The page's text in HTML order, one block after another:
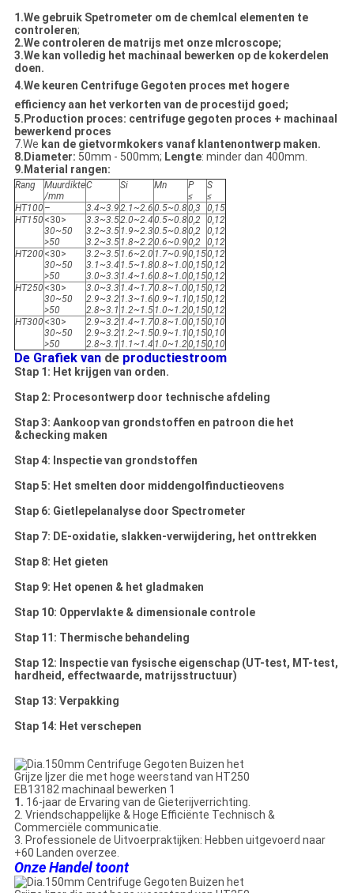
1.We gebruik Spetrometer om de chemlcal elementen te
controleren;
2.We controleren de matrijs met onze mlcroscope;
3.We kan volledig het machinaal bewerken op de kokerdelen
doen.
4.We keuren Centrifuge Gegoten proces met hogere
efficiency aan het verkorten van de procestijd goed;
5.Production proces: centrifuge gegoten proces + machinaal
bewerkend proces
7.We kan de gietvormkokers vanaf klantenontwerp maken.
8.Diameter: 50mm - 500mm; Lengte: minder dan 400mm.
9.Material rangen:
Rang
Muurdikte
/mm
C Si Mn
P
≤
S
≤
HT100 – 3.4~3.92.1~2.60.5~0.80,3
0,15
HT150 <30>
30~50
>50
3.3~3.5
3.2~3.5
3.2~3.5
2.0~2.4
1.9~2.3
1.8~2.2
0.5~0.8
0.5~0.8
0.6~0.9
0,2
0,2
0,2
0,12
0,12
0,12
HT200 <30>
30~50
>50
3.2~3.5
3.1~3.4
3.0~3.3
1.6~2.0
1.5~1.8
1.4~1.6
1.7~0.9
0.8~1.0
0.8~1.0
0,15
0,15
0,15
0,12
0,12
0,12
HT250 <30>
30~50
>50
3.0~3.3
2.9~3.2
2.8~3.1
1.4~1.7
1.3~1.6
1.2~1.5
0.8~1.0
0.9~1.1
1.0~1.2
0,15
0,15
0,15
0,12
0,12
0,12
HT300 <30>
30~50
>50
2.9~3.2
2.9~3.2
2.8~3.1
1.4~1.7
1.2~1.5
1.1~1.4
0.8~1.0
0.9~1.1
1.0~1.2
0,15
0,15
0,15
0,10
0,10
0,10
De Grafiek vande productiestroom
Stap 1: Het krijgen van orden.
Stap 2: Procesontwerp door technische afdeling
Stap 3: Aankoop van grondstoffen en patroon die het
&checking maken
Stap 4: Inspectie van grondstoffen
Stap 5: Het smelten door middengolfinductieovens
Stap 6: Gietlepelanalyse door Spectrometer
Stap 7: DE-oxidatie, slakken-verwijdering, het onttrekken
Stap 8: Het gieten
Stap 9: Het openen & het gladmaken
Stap 10: Oppervlakte & dimensionale controle
Stap 11: Thermische behandeling
Stap 12: Inspectie van fysische eigenschap (UT-test, MT-test,
hardheid, effectwaarde, matrijsstructuur)
Stap 13: Verpakking
Stap 14: Het verschepen
1. 16-jaar de Ervaring van de Gieterijverrichting.
2. Vriendschappelijke & Hoge Efficiënte Technisch &
Commerciële communicatie.
3. Professionele de Uitvoerpraktijken: Hebben uitgevoerd naar
+60 Landen overzee.
Onze Handel toont